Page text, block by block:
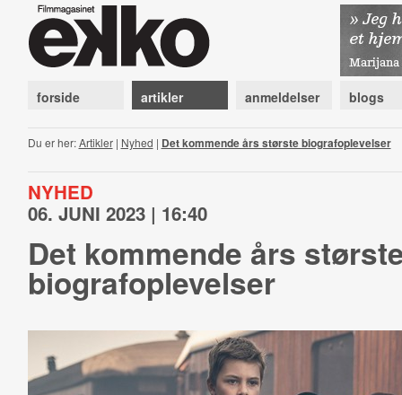
forside artikler anmeldelser blogs
Du er her:Artikler| Nyhed | Det kommende års største biografoplevelser
NYHED
06. JUNI 2023 | 16:40
Det kommende års
biografoplevelser